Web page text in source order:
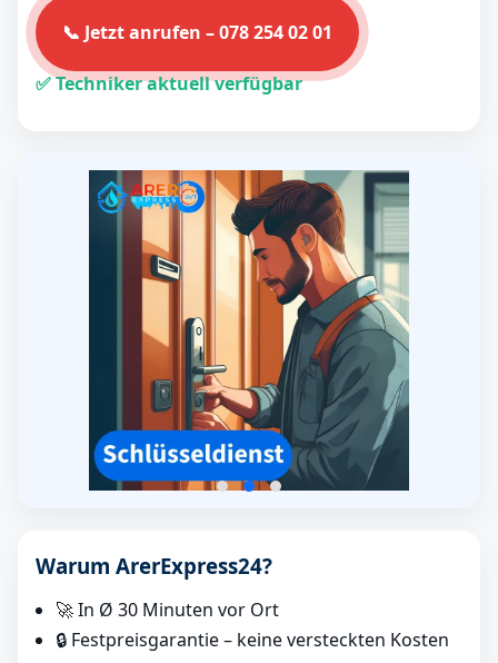
📞 Jetzt anrufen – 078 254 02 01
✅ Techniker aktuell verfügbar
Warum ArerExpress24?
🚀 In Ø 30 Minuten vor Ort
🔒 Festpreisgarantie – keine versteckten Kosten